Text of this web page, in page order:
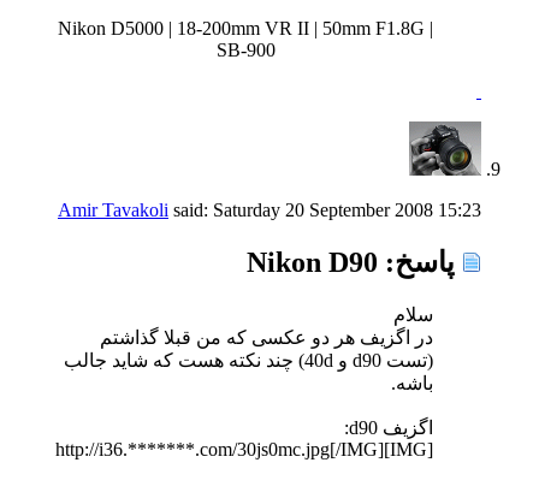
Nikon D5000 | 18-200mm VR II | 50mm F1.8G |
SB-900
Amir Tavakoli said: Saturday 20 September 2008 15:23
پاسخ: Nikon D90
سلام
در اگزیف هر دو عکسی که من قبلا گذاشتم
(تست d90 و 40d) چند نکته هست که شاید جالب
باشه.
اگزیف d90:
[IMG]http://i36.*******.com/30js0mc.jpg[/IMG]